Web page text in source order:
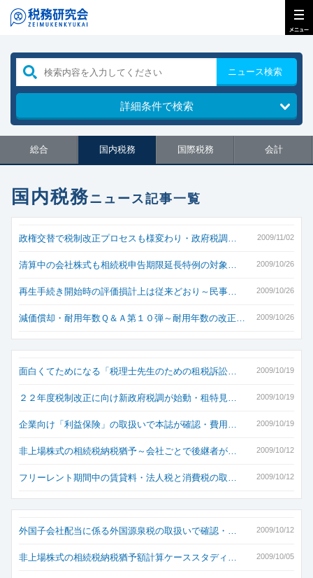
ニュース検索
詳細条件で検索
総合 国内税務 国際税務 会計
国内税務ニュース記事一覧
2009/11/02
政権交替で税制改正プロセスも様変わり・政府税調…
2009/10/26
清算中の会社株式も相続税申告期限延長特例の対象…
2009/10/26
再生手続き開始時の評価損計上は従来どおり～民事…
2009/10/26
減価償却・耐用年数Ｑ＆Ａ第１０弾～耐用年数の改正…
2009/10/19
面白くてためになる「税理士先生のための租税訴訟…
2009/10/19
２２年度税制改正に向け新政府税調が始動・租特見…
2009/10/19
企業向け「利益保険」の取扱いで本誌が確認・費用…
2009/10/12
非上場株式の相続税納税猶予～会社ごとで後継者が…
2009/10/12
フリーレント期間中の賃貸料・法人税と消費税の取…
2009/10/12
外国子会社配当に係る外国源泉税の取扱いで確認・…
2009/10/05
非上場株式の相続税納税猶予額計算ケーススタディ…